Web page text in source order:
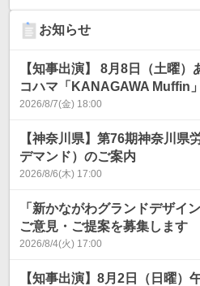
お知らせ
【知事出演】 8月8日（土曜
コハマ「KANAGAWA Muffin」
2026/8/7(金) 18:00
【神奈川県】第76期神奈川県
デマンド）のご案内
2026/8/6(木) 17:00
「新かながわグランドデザイ
ご意見・ご提案を募集します
2026/8/4(火) 17:00
【知事出演】8月2日（日曜